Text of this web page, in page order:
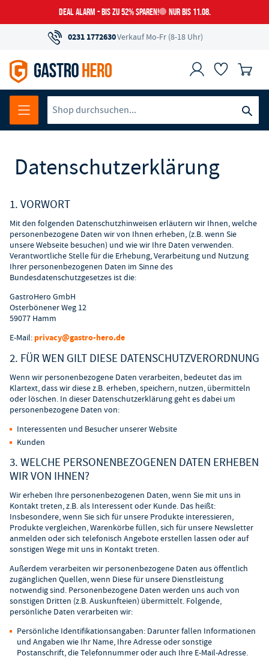
DEAL ALARM - BIS ZU 52% SPAREN! NUR BIS 11.08.
0231 1772630Verkauf Mo-Fr (8-18 Uhr)
Datenschutzerklärung
1. VORWORT
Mit den folgenden Datenschutzhinweisen erläutern wir Ihnen, welche
personenbezogene Daten wir von Ihnen erheben, (z.B. wenn Sie
unsere Webseite besuchen) und wie wir Ihre Daten verwenden.
Verantwortliche Stelle für die Erhebung, Verarbeitung und Nutzung
Ihrer personenbezogenen Daten im Sinne des
Bundesdatenschutzgesetzes ist die:
GastroHero GmbH
Osterbönener Weg 12
59077 Hamm
E-Mail:privacy@gastro-hero.de
2. FÜR WEN GILT DIESE DATENSCHUTZVERORDNUNG
Wenn wir personenbezogene Daten verarbeiten, bedeutet das im
Klartext, dass wir diese z.B. erheben, speichern, nutzen, übermitteln
oder löschen. In dieser Datenschutzerklärung geht es dabei um
personenbezogene Daten von:
Interessenten und Besucher unserer Website
Kunden
3. WELCHE PERSONENBEZOGENEN DATEN ERHEBEN
WIR VON IHNEN?
Wir erheben Ihre personenbezogenen Daten, wenn Sie mit uns in
Kontakt treten, z.B. als Interessent oder Kunde. Das heißt:
Insbesondere, wenn Sie sich für unsere Produkte interessieren,
Produkte vergleichen, Warenkörbe füllen, sich für unsere Newsletter
anmelden oder sich telefonisch Angebote erstellen lassen oder auf
sonstigen Wege mit uns in Kontakt treten.
Außerdem verarbeiten wir personenbezogene Daten aus öffentlich
zugänglichen Quellen, wenn Diese für unsere Dienstleistung
notwendig sind. Personenbezogene Daten werden uns auch von
sonstigen Dritten (z.B. Auskunfteien) übermittelt. Folgende,
persönliche Daten verarbeiten wir:
Persönliche Identifikationsangaben: Darunter fallen Informationen
und Angaben wie Ihr Name, Ihre Adresse oder sonstige
Postanschrift, die Telefonnummer oder auch Ihre E-Mail-Adresse.